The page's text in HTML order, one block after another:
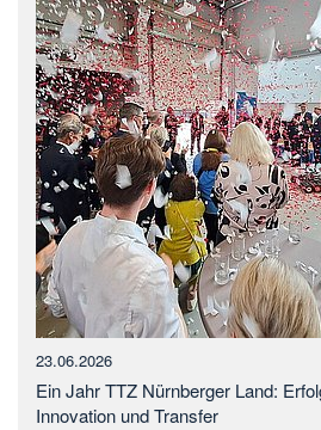
23.06.2026
Ein Jahr TTZ Nürnberger Land:
Innovation und Transfer